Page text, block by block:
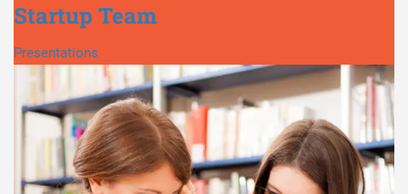
Startup Team
Presentations